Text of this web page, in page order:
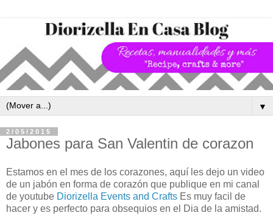
▼
2/05/2015
Jabones para San Valentin de corazon
Estamos en el mes de los corazones, aquí les dejo un video
de un jabón en forma de corazón que publique en mi canal
de youtube Diorizella Events and Crafts Es muy facil de
hacer y es perfecto para obsequios en el Dia de la amistad.